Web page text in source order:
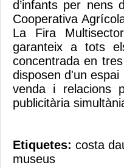
d’infants per nens
Cooperativa
La Fira
garanteix a tots
concentrada en
disposen d'un
venda i relacions
publicitària
Etiquetes: costa
museus